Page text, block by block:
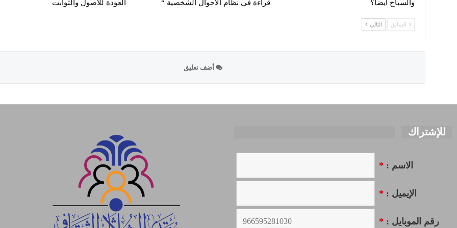
والسياح أيضا؟
قراءة في نظام الاحوال الشخصية “
العودة للأصول والثوابت
السابق التالي
أضف تعليق
للإشتراك
الاسم : *
الإيميل : *
رقم الموبايل : *